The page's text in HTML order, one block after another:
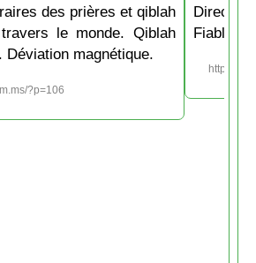
des prières et qiblah
le monde. Qiblah
Déviation magnétique.
?p=106
Fiable et
https://